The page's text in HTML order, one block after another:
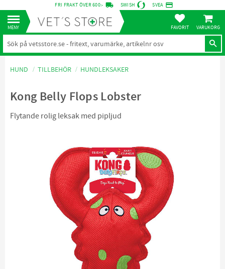
Meny
FRI FRAKT ÖVER 600:- local_shipping SWISH SVEA credit_card
FAVORITER
HUND TILLBEHÖR HUNDLEKSAKER
Kong Belly Flops Lobster
Flytande rolig leksak med pipljud